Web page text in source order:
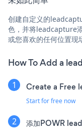
创建自定义的
色，并将leadcapture
或您喜欢的任何位置现
How To Add a
Create a Free
Start for free now
添加POWR